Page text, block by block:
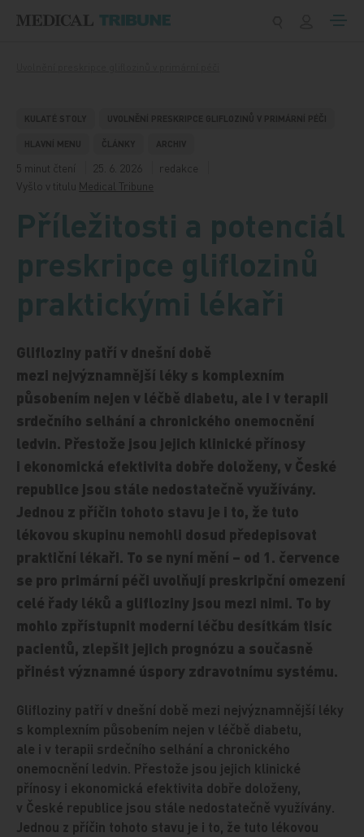
5 minut čtení 25. 6. 2026
redakce
Vyšlo v titulu Medical Tribune
Příležitosti a potenciál
preskripce gliflozinů
praktickými lékaři
Glifloziny patří v dnešní době
mezi nejvýznamnější léky s komplexním
působením nejen v léčbě diabetu, ale i v terapii
srdečního selhání a chronického onemocnění
ledvin. Přestože jsou jejich klinické přínosy
i ekonomická efektivita dobře doloženy, v České
republice jsou stále nedostatečně využívány.
Jednou z příčin tohoto stavu je i to, že tuto
lékovou skupinu nemohli dosud předepisovat
praktiční lékaři. To se nyní mění – od 1. července
se pro primární péči uvolňují preskripční omezení
celé řady léků a glifloziny jsou mezi nimi. To by
mohlo zpřístupnit moderní léčbu desítkám tisíc
pacientů, zlepšit jejich prognózu a současně
přinést významné úspory zdravotnímu systému.
Glifloziny patří v dnešní době mezi nejvýznamnější léky
s komplexním působením nejen v léčbě diabetu,
ale i v terapii srdečního selhání a chronického
onemocnění ledvin. Přestože jsou jejich klinické
přínosy i ekonomická efektivita dobře doloženy,
v České republice jsou stále nedostatečně využívány.
Jednou z příčin tohoto stavu je i to, že tuto lékovou